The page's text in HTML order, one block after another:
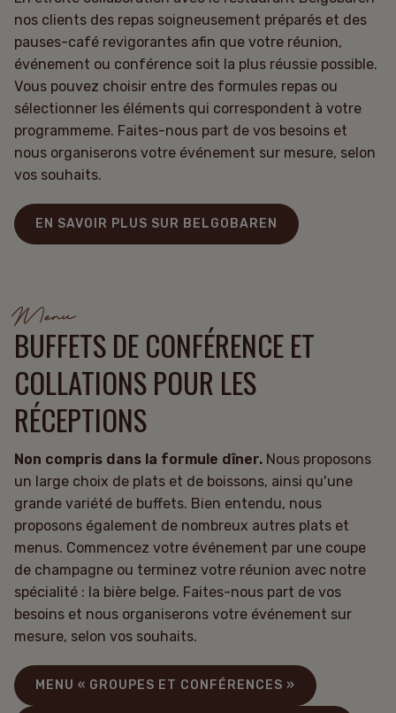
nos clients des repas soigneusement préparés et des
pauses-café revigorantes afin que votre réunion,
événement ou conférence soit la plus réussie possible.
Vous pouvez choisir entre des formules repas ou
sélectionner les éléments qui correspondent à votre
programmeme. Faites-nous part de vos besoins et
nous organiserons votre événement sur mesure, selon
vos souhaits.
EN SAVOIR PLUS SUR BELGOBAREN
Menu
BUFFETS DE CONFÉRENCE ET
COLLATIONS POUR LES
RÉCEPTIONS
Non compris dans la formule dîner. Nous proposons
un large choix de plats et de boissons, ainsi qu'une
grande variété de buffets. Bien entendu, nous
proposons également de nombreux autres plats et
menus. Commencez votre événement par une coupe
de champagne ou terminez votre réunion avec notre
spécialité : la bière belge. Faites-nous part de vos
besoins et nous organiserons votre événement sur
mesure, selon vos souhaits.
MENU « GROUPES ET CONFÉRENCES »